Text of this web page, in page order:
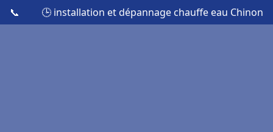
📞 🕒 installation et dépannage chauffe eau Chinon